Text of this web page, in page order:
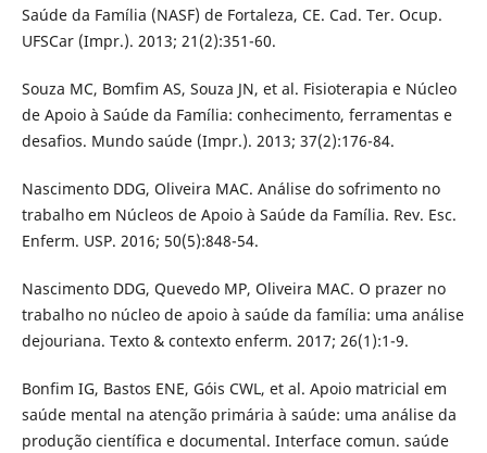
Saúde da Família (NASF) de Fortaleza, CE. Cad. Ter. Ocup.
UFSCar (Impr.). 2013; 21(2):351-60.
Souza MC, Bomfim AS, Souza JN, et al. Fisioterapia e Núcleo
de Apoio à Saúde da Família: conhecimento, ferramentas e
desafios. Mundo saúde (Impr.). 2013; 37(2):176-84.
Nascimento DDG, Oliveira MAC. Análise do sofrimento no
trabalho em Núcleos de Apoio à Saúde da Família. Rev. Esc.
Enferm. USP. 2016; 50(5):848-54.
Nascimento DDG, Quevedo MP, Oliveira MAC. O prazer no
trabalho no núcleo de apoio à saúde da família: uma análise
dejouriana. Texto & contexto enferm. 2017; 26(1):1-9.
Bonfim IG, Bastos ENE, Góis CWL, et al. Apoio matricial em
saúde mental na atenção primária à saúde: uma análise da
produção científica e documental. Interface comun. saúde